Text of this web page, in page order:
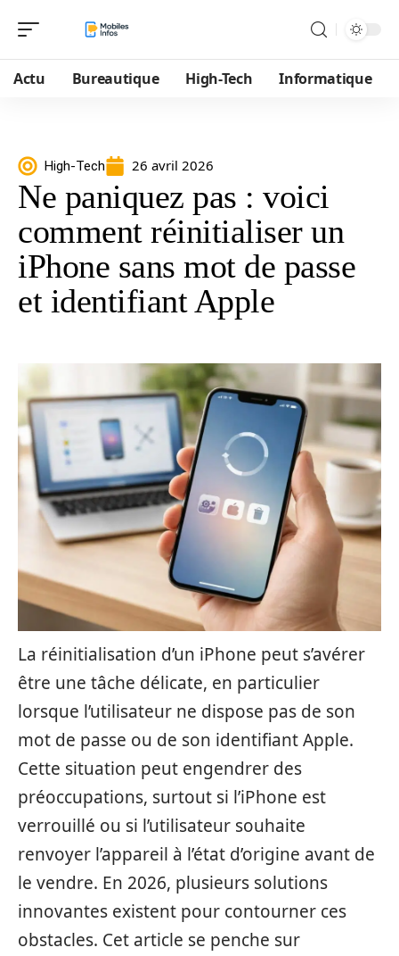
Actu Bureautique High-Tech Informatique
High-Tech 26 avril 2026
Ne paniquez pas : voici
comment réinitialiser un
iPhone sans mot de passe
et identifiant Apple
La réinitialisation d’un iPhone peut s’avérer
être une tâche délicate, en particulier
lorsque l’utilisateur ne dispose pas de son
mot de passe ou de son identifiant Apple.
Cette situation peut engendrer des
préoccupations, surtout si l’iPhone est
verrouillé ou si l’utilisateur souhaite
renvoyer l’appareil à l’état d’origine avant de
le vendre. En 2026, plusieurs solutions
innovantes existent pour contourner ces
obstacles. Cet article se penche sur